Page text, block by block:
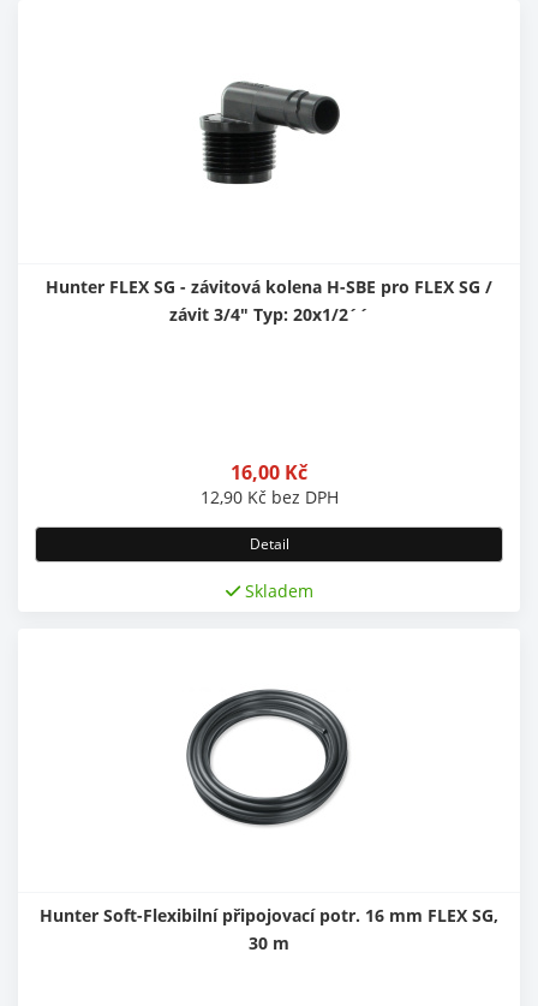
Hunter FLEX SG - závitová kolena H-SBE pro FLEX SG /
závit 3/4" Typ: 20x1/2´´
16,00 Kč
12,90 Kč bez DPH
Detail
Skladem
Hunter Soft-Flexibilní připojovací potr. 16 mm FLEX SG,
30 m